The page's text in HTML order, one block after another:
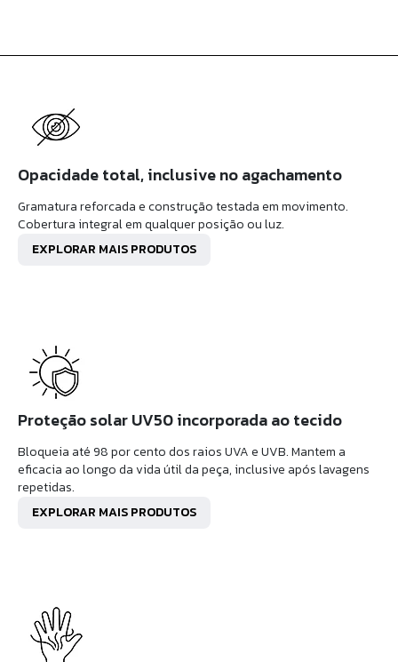
Opacidade total, inclusive no agachamento
Gramatura reforcada e construção testada em movimento.
Cobertura integral em qualquer posição ou luz.
EXPLORAR MAIS PRODUTOS
Proteção solar UV50 incorporada ao tecido
Bloqueia até 98 por cento dos raios UVA e UVB. Mantem a
eficacia ao longo da vida útil da peça, inclusive após lavagens
repetidas.
EXPLORAR MAIS PRODUTOS